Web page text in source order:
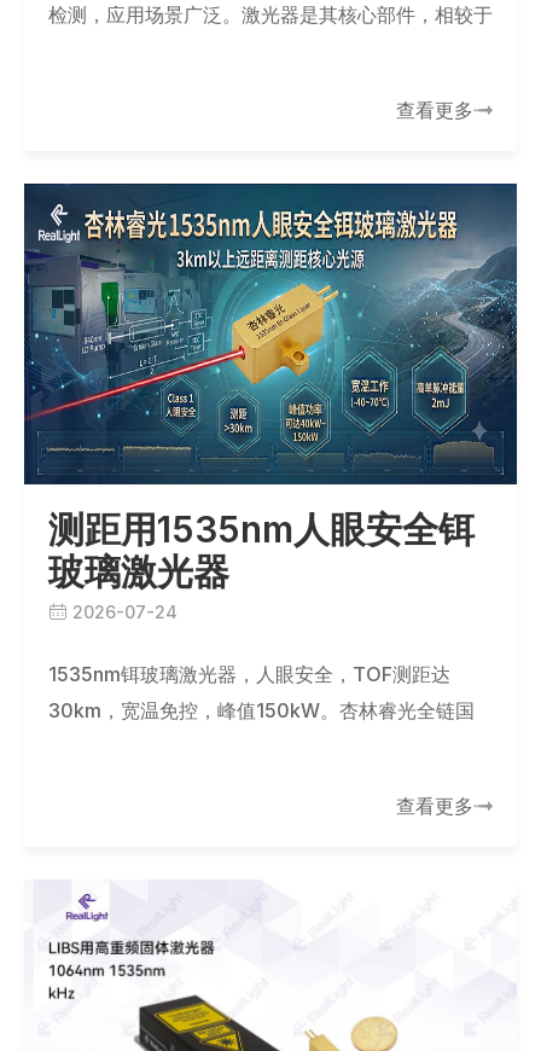
检测，应用场景广泛。激光器是其核心部件，相较于
查看更多
测距用1535nm人眼安全铒
玻璃激光器
2026-07-24
1535nm铒玻璃激光器，人眼安全，TOF测距达
30km，宽温免控，峰值150kW。杏林睿光全链国
查看更多